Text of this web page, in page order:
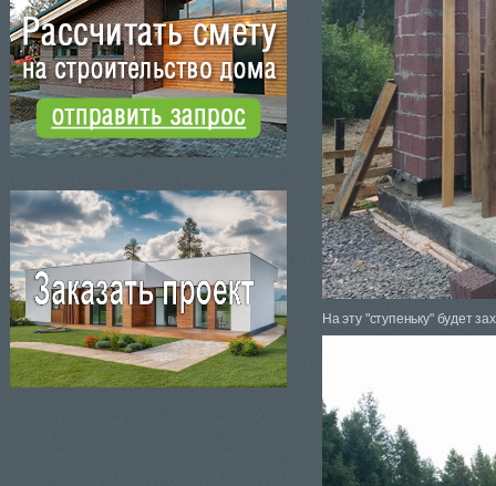
На эту "ступеньку" будет